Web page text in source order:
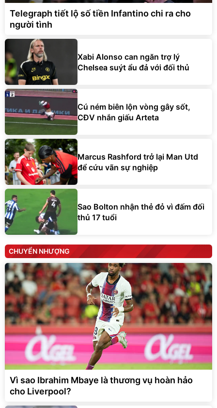
Telegraph tiết lộ số tiền Infantino chi ra cho
người tình
Xabi Alonso can ngăn trợ lý
Chelsea suýt ẩu đả với đối thủ
Cú ném biên lộn vòng gây sốt,
CĐV nhắn giấu Arteta
Marcus Rashford trở lại Man Utd
để cứu vãn sự nghiệp
Sao Bolton nhận thẻ đỏ vì đấm đối
thủ 17 tuổi
CHUYỂN NHƯỢNG
Vì sao Ibrahim Mbaye là thương vụ hoàn hảo
cho Liverpool?